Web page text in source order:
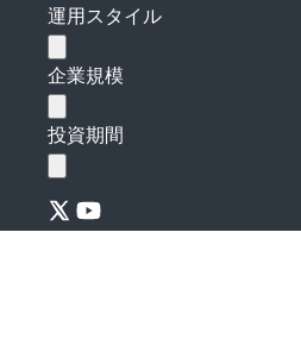
運用スタイル
企業規模
投資期間